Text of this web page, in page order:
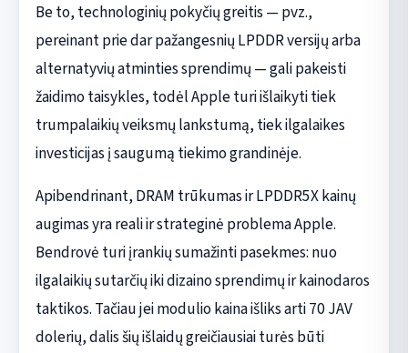
Be to, technologinių pokyčių greitis — pvz.,
pereinant prie dar pažangesnių LPDDR versijų arba
alternatyvių atminties sprendimų — gali pakeisti
žaidimo taisykles, todėl Apple turi išlaikyti tiek
trumpalaikių veiksmų lankstumą, tiek ilgalaikes
investicijas į saugumą tiekimo grandinėje.
Apibendrinant, DRAM trūkumas ir LPDDR5X kainų
augimas yra reali ir strateginė problema Apple.
Bendrovė turi įrankių sumažinti pasekmes: nuo
ilgalaikių sutarčių iki dizaino sprendimų ir kainodaros
taktikos. Tačiau jei modulio kaina išliks arti 70 JAV
dolerių, dalis šių išlaidų greičiausiai turės būti